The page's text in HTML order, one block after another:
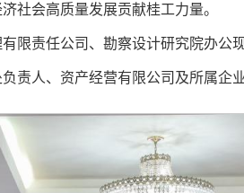
社会高质量发展贡献桂工力量。
限责任公司、勘察设计研究院办公
责人、资产经营有限公司及所属企